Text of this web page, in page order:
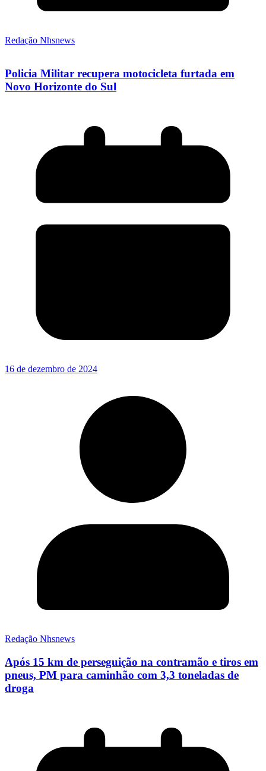
Redação Nhsnews
Policia Militar recupera motocicleta furtada em
Novo Horizonte do Sul
16 de dezembro de 2024
Redação Nhsnews
Após 15 km de perseguição na contramão e tiros em
pneus, PM para caminhão com 3,3 toneladas de
droga